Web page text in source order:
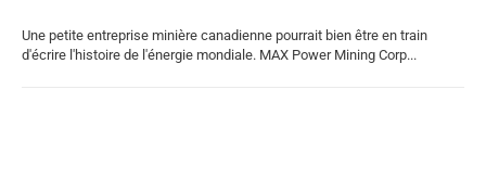
Une petite entreprise minière canadienne pourrait bien être en train
d'écrire l'histoire de l'énergie mondiale. MAX Power Mining Corp...